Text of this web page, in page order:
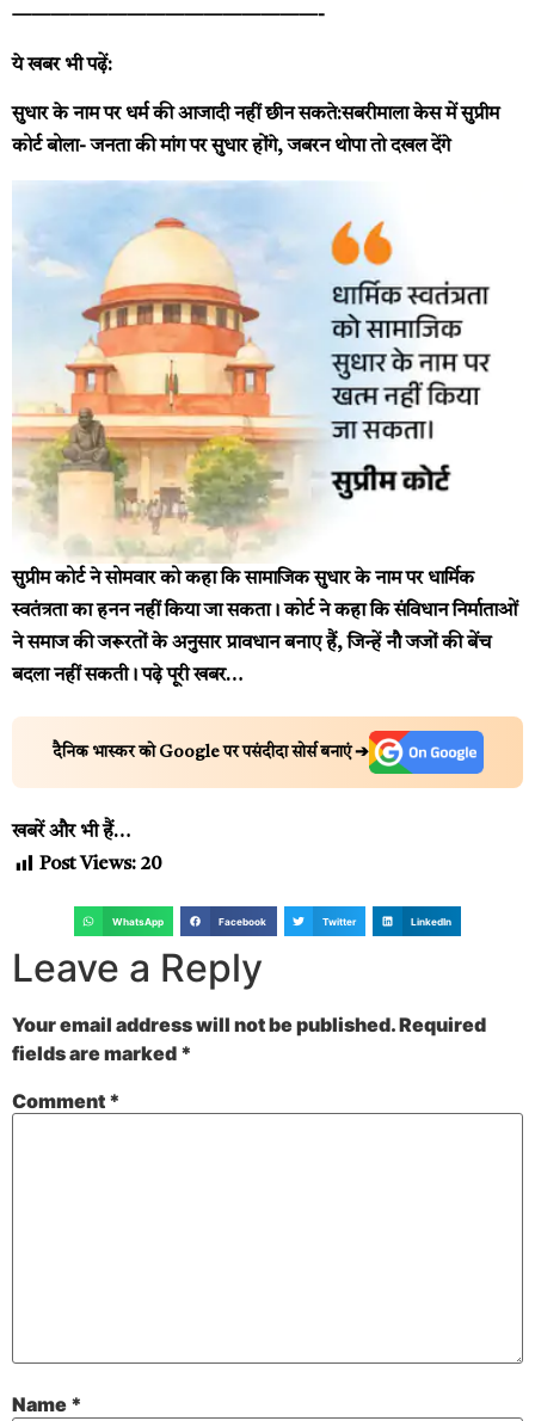
————————————————-
ये खबर भी पढ़ें:
सुधार के नाम पर धर्म की आजादी नहीं छीन सकते:सबरीमाला केस में सुप्रीम
कोर्ट बोला- जनता की मांग पर सुधार होंगे, जबरन थोपा तो दखल देंगे
सुप्रीम कोर्ट ने सोमवार को कहा कि सामाजिक सुधार के नाम पर धार्मिक
स्वतंत्रता का हनन नहीं किया जा सकता। कोर्ट ने कहा कि संविधान निर्माताओं
ने समाज की जरूरतों के अनुसार प्रावधान बनाए हैं, जिन्हें नौ जजों की बेंच
बदला नहीं सकती।पढ़े पूरी खबर…
दैनिक भास्कर को Google पर पसंदीदा सोर्स बनाएं ➔
खबरें और भी हैं…
Post Views: 20
WhatsApp Facebook Twitter LinkedIn
Leave a Reply
Your email address will not be published.Required
fields are marked *
Comment *
Name *